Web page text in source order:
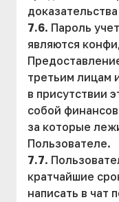
7.6. Пароль
являются
третьим лицам
в присутствии
собой
за которые
Пользователе.
7.7.
кратчайшие
написать в чат